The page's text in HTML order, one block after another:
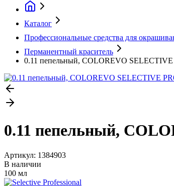
Каталог
Профессиональные средства для
Перманентный краситель
0.11 пепельный, COLOREVO
0.11 пепельный,
Артикул: 1384903
В наличии
100 мл